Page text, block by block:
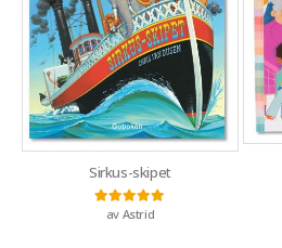
Sirkus-skipet
Vurdert5
av Astrid